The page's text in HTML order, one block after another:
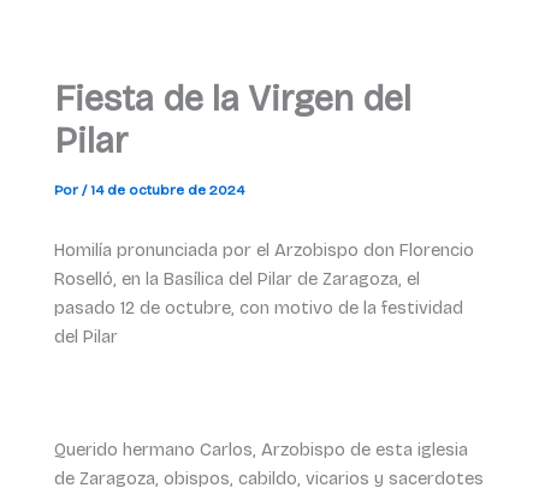
Fiesta de la Virgen del
Pilar
Por /14 de octubre de 2024
Homilía pronunciada por el Arzobispo don Florencio
Roselló, en la Basílica del Pilar de Zaragoza, el
pasado 12 de octubre, con motivo de la festividad
del Pilar
Querido hermano Carlos, Arzobispo de esta iglesia
de Zaragoza, obispos, cabildo, vicarios y sacerdotes